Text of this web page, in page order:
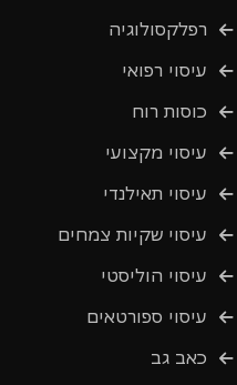
רפלקסולוגיה
עיסוי רפואי
כוסות רוח
עיסוי מקצועי
עיסוי תאילנדי
עיסוי שקיות צמחים
עיסוי הוליסטי
עיסוי ספורטאים
כאב גב